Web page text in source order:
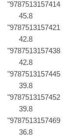
45.8
42.8
42.8
39.8
39.8
36.8